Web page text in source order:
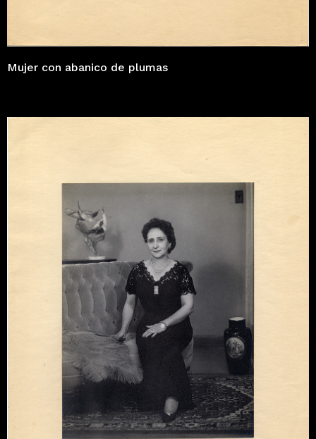
Mujer con abanico de plumas